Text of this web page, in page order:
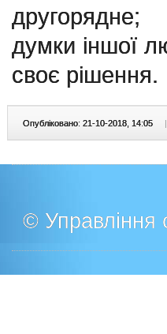
думки іншої
своє рішення.
Опубліковано: 21-10-2018, 14:05 |
© Управління